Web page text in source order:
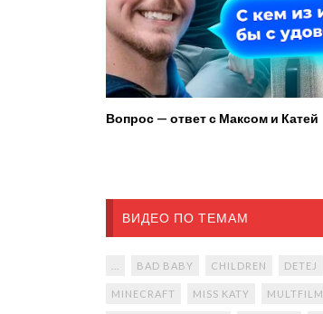
Вопрос — ответ с Максом и Катей
ВИДЕО ПО ТЕМАМ
BAD BABY CHILDREN DETEJ
MINECRAFT MISS KATY MULTFILM.